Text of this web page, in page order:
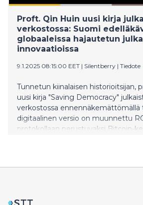
Proft. Qin Huin uusi kirja
verkostossa: Suomi
globaaleissa hajautetun
innovaatioissa
9.1.2025 08:15:00 EET | Silentberry | Tiedote
Tunnetun kiinalaisen historioitsijan,
uusi kirja "Saving Democracy"
verkostossa ennennäkemättömällä
digitaalinen versio on muunnettu
protokollaan perustuvaksi Bitcoin-